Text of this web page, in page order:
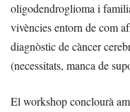
oligodendroglioma i
vivències entorn de com
diagnòstic de càncer
(necessitats, manca de
El workshop conclourà